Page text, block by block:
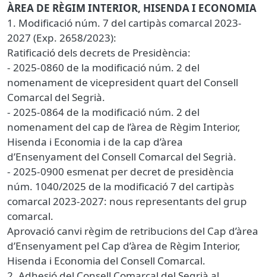
ÀREA DE RÈGIM INTERIOR, HISENDA I ECONOMIA
1. Modificació núm. 7 del cartipàs comarcal 2023-
2027 (Exp. 2658/2023):
Ratificació dels decrets de Presidència:
- 2025-0860 de la modificació núm. 2 del
nomenament de vicepresident quart del Consell
Comarcal del Segrià.
- 2025-0864 de la modificació núm. 2 del
nomenament del cap de l’àrea de Règim Interior,
Hisenda i Economia i de la cap d’àrea
d’Ensenyament del Consell Comarcal del Segrià.
- 2025-0900 esmenat per decret de presidència
núm. 1040/2025 de la modificació 7 del cartipàs
comarcal 2023-2027: nous representants del grup
comarcal.
Aprovació canvi règim de retribucions del Cap d’àrea
d’Ensenyament pel Cap d’àrea de Règim Interior,
Hisenda i Economia del Consell Comarcal.